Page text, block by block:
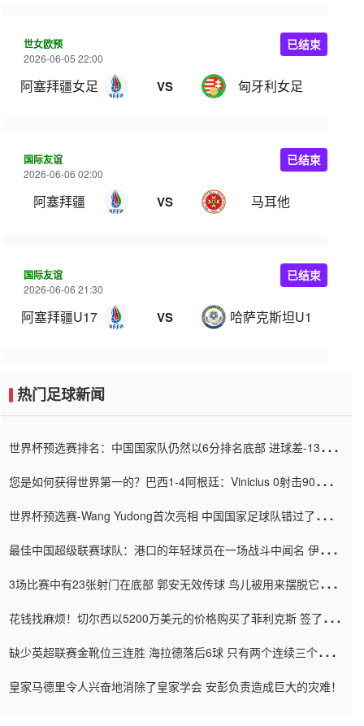
世女欧预
2026-06-05 22:00
阿塞拜疆女足 VS 匈牙利女足
已结束
国际友谊
2026-06-06 02:00
阿塞拜疆 VS 马耳他
已结束
国际友谊
2026-06-06 21:30
阿塞拜疆U17 VS 哈萨克斯坦U17
已结束
热门足球新闻
世界杯预选赛排名：中国国家队仍然以6分排名底部 进球差-13令人
您是如何获得世界第一的？巴西1-4阿根廷：Vinicius 0射击90分钟
世界杯预选赛-Wang Yudong首次亮相 中国国家足球队错过了世界
最佳中国超级联赛球队：港口的年轻球员在一场战斗中闻名 伊万放
3场比赛中有23张射门在底部 郭安无效传球 鸟儿被用来摆脱它
花钱找麻烦！切尔西以5200万美元的价格购买了菲利克斯 签了7年
缺少英超联赛金靴位三连胜 海拉德落后6球 只有两个连续三个连续
皇家马德里令人兴奋地消除了皇家学会 安彭负责造成巨大的灾难！